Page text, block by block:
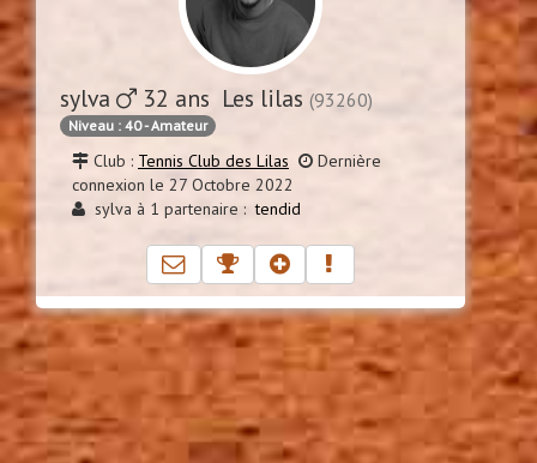
sylva 32 ans Les lilas (93260)
Niveau : 40 - Amateur
Club : Tennis Club des Lilas
Dernière
connexion le 27 Octobre 2022
sylva à 1 partenaire :tendid